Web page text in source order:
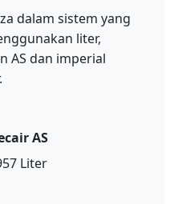
dalam sistem yang
liter,
AS dan imperial
AS
Liter